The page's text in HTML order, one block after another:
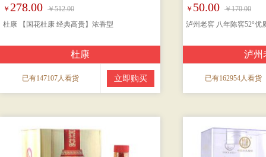
￥ 278.00 ￥512.00
杜康 【国花杜康 经典高贵】浓香型
杜康
已有147107人看货 立即购买
￥ 50.00 ￥170.00
泸州老窖 八年陈窖52°优
泸州
已有162954人看货